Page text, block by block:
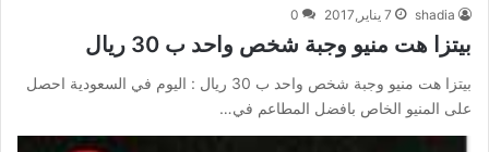
shadia 7 يناير,2017 0
بيتزا هت منيو وجبة شخص واحد ب 30 ريال
بيتزا هت منيو وجبة شخص واحد ب 30 ريال : اليوم في السعودية احصل
على المنيو الخاص بافضل المطاعم في…